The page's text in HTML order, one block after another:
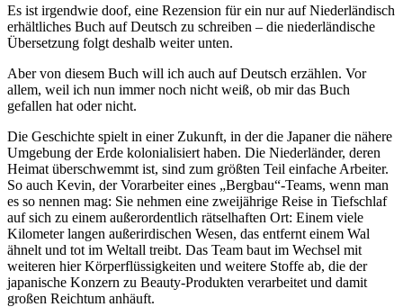
Es ist irgendwie doof, eine Rezension für ein nur auf Niederländisch
erhältliches Buch auf Deutsch zu schreiben – die niederländische
Übersetzung folgt deshalb weiter unten.
Aber von diesem Buch will ich auch auf Deutsch erzählen. Vor
allem, weil ich nun immer noch nicht weiß, ob mir das Buch
gefallen hat oder nicht.
Die Geschichte spielt in einer Zukunft, in der die Japaner die nähere
Umgebung der Erde kolonialisiert haben. Die Niederländer, deren
Heimat überschwemmt ist, sind zum größten Teil einfache Arbeiter.
So auch Kevin, der Vorarbeiter eines „Bergbau“-Teams, wenn man
es so nennen mag: Sie nehmen eine zweijährige Reise in Tiefschlaf
auf sich zu einem außerordentlich rätselhaften Ort: Einem viele
Kilometer langen außerirdischen Wesen, das entfernt einem Wal
ähnelt und tot im Weltall treibt. Das Team baut im Wechsel mit
weiteren hier Körperflüssigkeiten und weitere Stoffe ab, die der
japanische Konzern zu Beauty-Produkten verarbeitet und damit
großen Reichtum anhäuft.